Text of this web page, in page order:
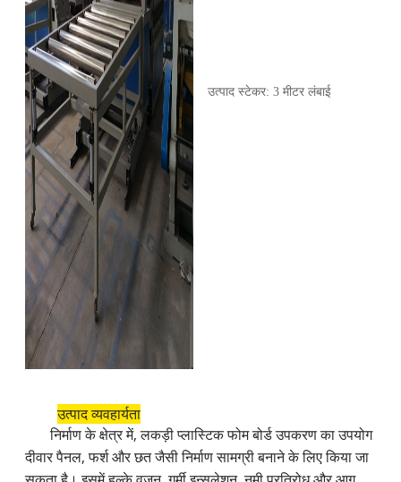
उत्पाद स्टेकर: 3 मीटर लंबाई
उत्पाद व्यवहार्यता
निर्माण के क्षेत्र में, लकड़ी प्लास्टिक फोम बोर्ड उपकरण का उपयोग
दीवार पैनल, फर्श और छत जैसी निर्माण सामग्री बनाने के लिए किया जा